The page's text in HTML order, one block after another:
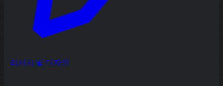
리서치 및 디자인